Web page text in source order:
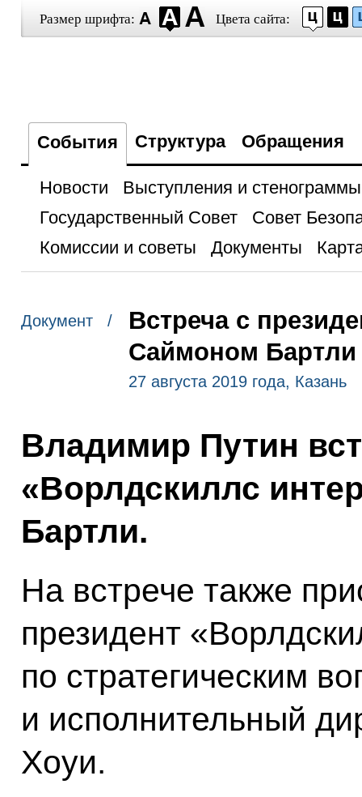
Размер шрифта: Цвета сайта:
События Структура Обращения
Новости
Выступления и стенограммы
Государственный Совет
Совет
Комиссии и советы
Документы
Документ /
Встреча с
Саймоном Бартли
27 августа 2019 года, Казань
Владимир Путин
«Ворлдскиллс
Бартли.
На встрече также
президент
по стратегическим
и исполнительный
Хоуи.